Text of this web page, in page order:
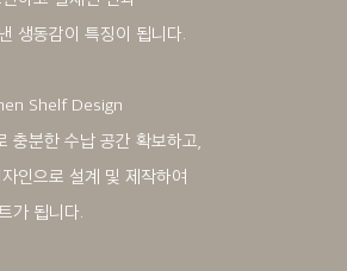
생동감이 특징이 됩니다.
Shelf Design
충분한 수납 공간 확보하고,
인으로 설계 및 제작하여
가 됩니다.